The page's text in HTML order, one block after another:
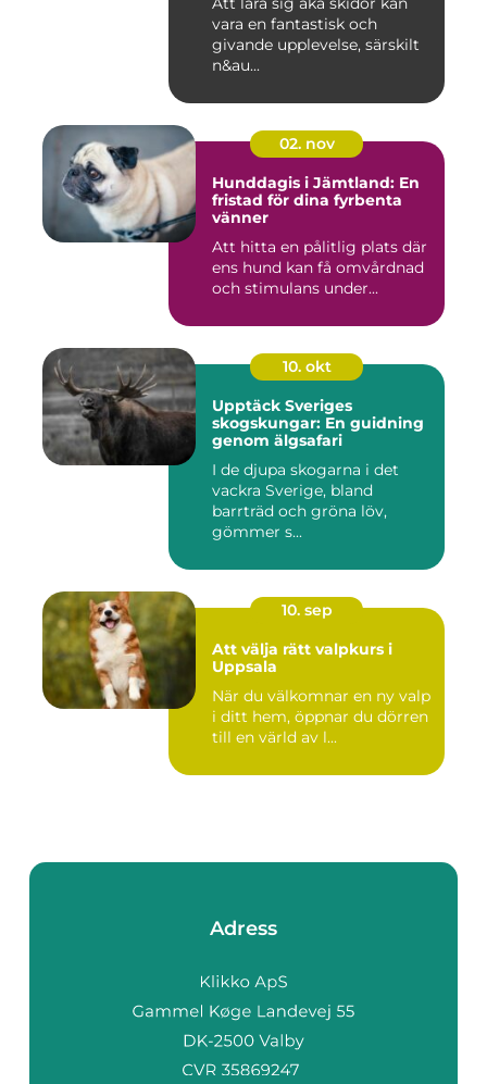
vara en fantastisk och
givande upplevelse, särskilt
n&au...
02. nov
Hunddagis i Jämtland: En
fristad för dina fyrbenta
vänner
Att hitta en pålitlig plats där
ens hund kan få omvårdnad
och stimulans under...
10. okt
Upptäck Sveriges
skogskungar: En guidning
genom älgsafari
I de djupa skogarna i det
vackra Sverige, bland
barrträd och gröna löv,
gömmer s...
10. sep
Att välja rätt valpkurs i
Uppsala
När du välkomnar en ny valp
i ditt hem, öppnar du dörren
till en värld av l...
Adress